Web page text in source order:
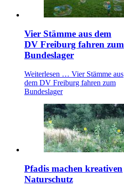
Vier Stämme aus dem
DV Freiburg fahren zum
Bundeslager
Weiterlesen … Vier Stämme aus
dem DV Freiburg fahren zum
Bundeslager
Pfadis machen kreativen
Naturschutz